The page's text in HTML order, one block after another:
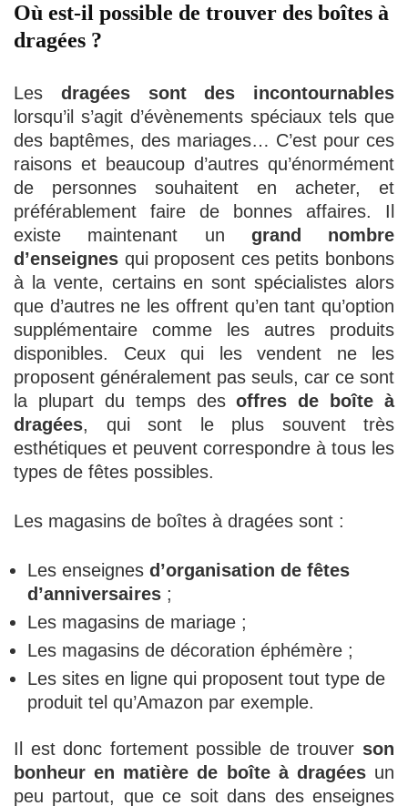
Où est-il possible de trouver des boîtes à
dragées ?
Les dragées sont des incontournables
lorsqu’il s’agit d’évènements spéciaux tels que
des baptêmes, des mariages… C’est pour ces
raisons et beaucoup d’autres qu’énormément
de personnes souhaitent en acheter, et
préférablement faire de bonnes affaires. Il
existe maintenant un grand nombre
d’enseignes qui proposent ces petits bonbons
à la vente, certains en sont spécialistes alors
que d’autres ne les offrent qu’en tant qu’option
supplémentaire comme les autres produits
disponibles. Ceux qui les vendent ne les
proposent généralement pas seuls, car ce sont
la plupart du temps desoffres de boîte à
dragées, qui sont le plus souvent très
esthétiques et peuvent correspondre à tous les
types de fêtes possibles.
Les magasins de boîtes à dragées sont :
Les enseignes d’organisation de fêtes
d’anniversaires ;
Les magasins de mariage ;
Les magasins de décoration éphémère ;
Les sites en ligne qui proposent tout type de
produit tel qu’Amazon par exemple.
Il est donc fortement possible de trouver son
bonheur en matière de boîte à dragéesun
peu partout, que ce soit dans des enseignes